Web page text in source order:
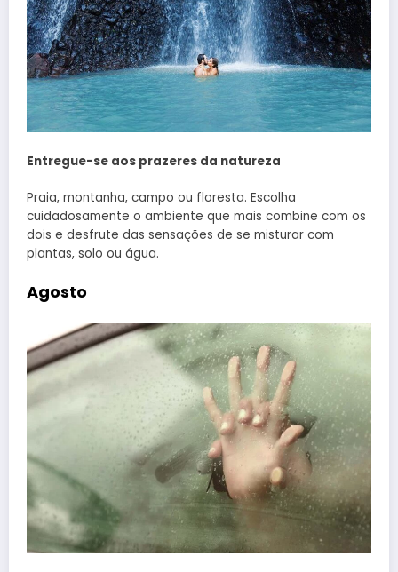
Entregue-se aos prazeres da natureza
Praia, montanha, campo ou floresta. Escolha
cuidadosamente o ambiente que mais combine com os
dois e desfrute das sensações de se misturar com
plantas, solo ou água.
Agosto